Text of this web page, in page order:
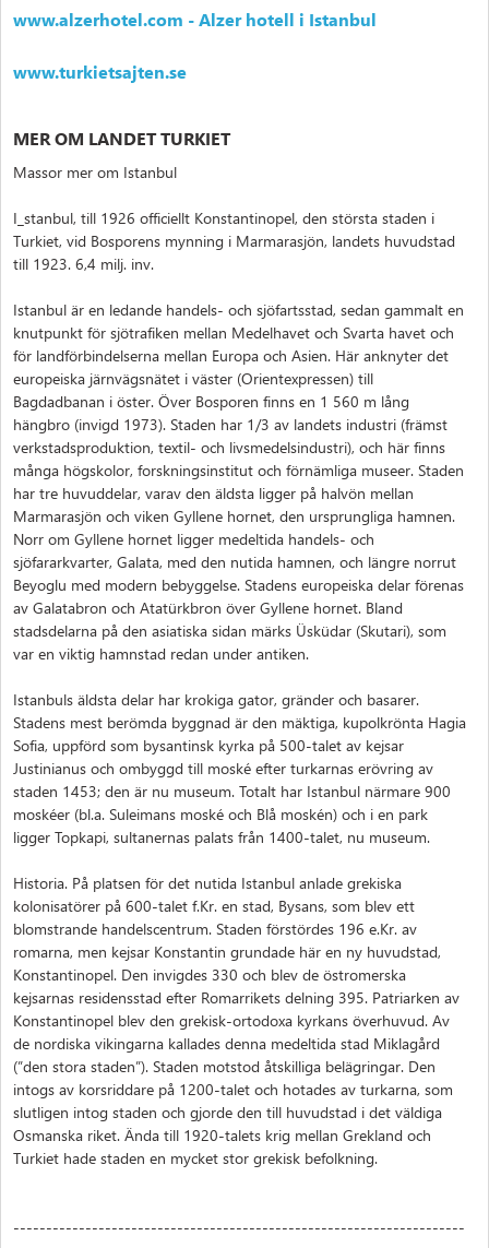
www.alzerhotel.com - Alzer hotell i Istanbul
www.turkietsajten.se
MER OM LANDET TURKIET
Massor mer om Istanbul
I_stanbul, till 1926 officiellt Konstantinopel, den största staden i
Turkiet, vid Bosporens mynning i Marmarasjön, landets huvudstad
till 1923. 6,4 milj. inv.
Istanbul är en ledande handels- och sjöfartsstad, sedan gammalt en
knutpunkt för sjötrafiken mellan Medelhavet och Svarta havet och
för landförbindelserna mellan Europa och Asien. Här anknyter det
europeiska järnvägsnätet i väster (Orientexpressen) till
Bagdadbanan i öster. Över Bosporen finns en 1 560 m lång
hängbro (invigd 1973). Staden har 1/3 av landets industri (främst
verkstadsproduktion, textil- och livsmedelsindustri), och här finns
många högskolor, forskningsinstitut och förnämliga museer. Staden
har tre huvuddelar, varav den äldsta ligger på halvön mellan
Marmarasjön och viken Gyllene hornet, den ursprungliga hamnen.
Norr om Gyllene hornet ligger medeltida handels- och
sjöfararkvarter, Galata, med den nutida hamnen, och längre norrut
Beyoglu med modern bebyggelse. Stadens europeiska delar förenas
av Galatabron och Atatürkbron över Gyllene hornet. Bland
stadsdelarna på den asiatiska sidan märks Üsküdar (Skutari), som
var en viktig hamnstad redan under antiken.
Istanbuls äldsta delar har krokiga gator, gränder och basarer.
Stadens mest berömda byggnad är den mäktiga, kupolkrönta Hagia
Sofia, uppförd som bysantinsk kyrka på 500-talet av kejsar
Justinianus och ombyggd till moské efter turkarnas erövring av
staden 1453; den är nu museum. Totalt har Istanbul närmare 900
moskéer (bl.a. Suleimans moské och Blå moskén) och i en park
ligger Topkapi, sultanernas palats från 1400-talet, nu museum.
Historia. På platsen för det nutida Istanbul anlade grekiska
kolonisatörer på 600-talet f.Kr. en stad, Bysans, som blev ett
blomstrande handelscentrum. Staden förstördes 196 e.Kr. av
romarna, men kejsar Konstantin grundade här en ny huvudstad,
Konstantinopel. Den invigdes 330 och blev de östromerska
kejsarnas residensstad efter Romarrikets delning 395. Patriarken av
Konstantinopel blev den grekisk-ortodoxa kyrkans överhuvud. Av
de nordiska vikingarna kallades denna medeltida stad Miklagård
(”den stora staden”). Staden motstod åtskilliga belägringar. Den
intogs av korsriddare på 1200-talet och hotades av turkarna, som
slutligen intog staden och gjorde den till huvudstad i det väldiga
Osmanska riket. Ända till 1920-talets krig mellan Grekland och
Turkiet hade staden en mycket stor grekisk befolkning.
---------------------------------------------------------------------